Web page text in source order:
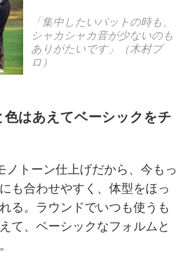
「集中したいパットの時も、
シャカシャカ音が少ないのも
ありがたいです」（木村プ
ロ）
色はあえてベーシックをチ
ノトーン仕上げだから、今もっ
も合わせやすく、体型をほっ
る。ラウンドでいつも使うも
て、ベーシックなフォルムと